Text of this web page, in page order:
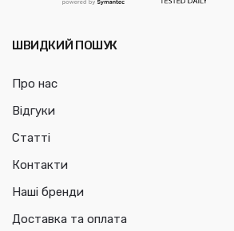
ШВИДКИЙ ПОШУК
Про нас
Відгуки
Статті
Контакти
Наші бренди
Доставка та оплата